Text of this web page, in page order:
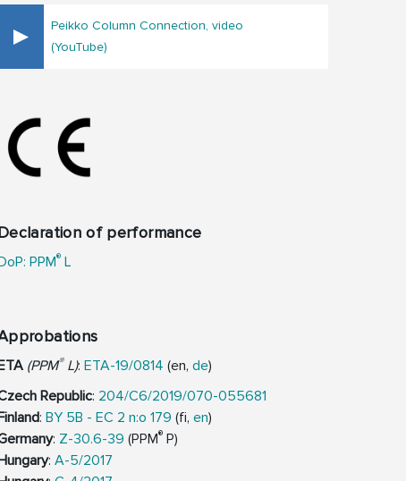
Peikko Column Connection, video
(YouTube)
of performance
PPM® L
(PPM®L): ETA-19/0814 (en, de)
Republic: 204/C6/2019/070-055681
: BY 5B - EC 2 n:o 179 (fi, en)
: Z-30.6-39 (PPM® P)
: A-5/2017